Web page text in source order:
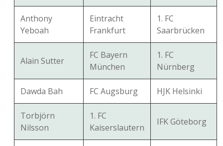
Anthony
Yeboah
Eintracht
Frankfurt
1. FC
Saarbrücken
Alain Sutter
FC Bayern
München
1. FC
Nürnberg
Dawda Bah FC Augsburg HJK Helsinki
Torbjörn
Nilsson
1. FC
Kaiserslautern
IFK Göteborg